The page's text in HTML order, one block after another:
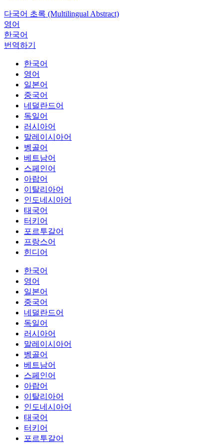
다국어 초록 (Multilingual Abstract)
영어
한국어
번역하기
한국어
영어
일본어
중국어
네덜란드어
독일어
러시아어
말레이시아어
벵골어
베트남어
스페인어
아랍어
이탈리아어
인도네시아어
태국어
터키어
포르투갈어
프랑스어
힌디어
한국어
영어
일본어
중국어
네덜란드어
독일어
러시아어
말레이시아어
벵골어
베트남어
스페인어
아랍어
이탈리아어
인도네시아어
태국어
터키어
포르투갈어